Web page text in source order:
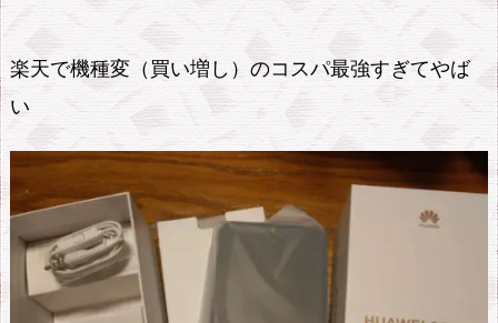
楽天で機種変（買い増し）のコスパ最強すぎてやば
い